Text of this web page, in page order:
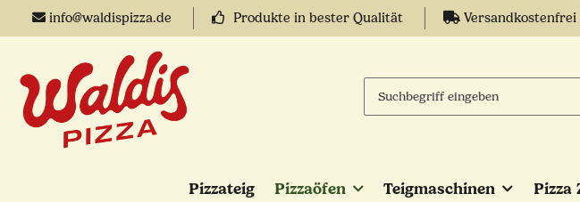
info@waldispizza.de Produkte in bester Qualität Versandkostenfrei
Pizzateig Pizzaöfen Teigmaschinen Pizza